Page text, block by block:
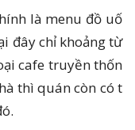
là menu đồ uố
đây chỉ khoảng từ
cafe truyền thốn
thì quán còn có t